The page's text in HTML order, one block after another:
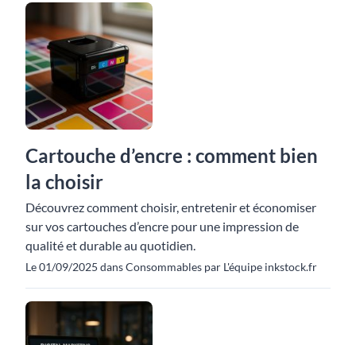
Cartouche d’encre : comment bien
la choisir
Découvrez comment choisir, entretenir et économiser
sur vos cartouches d’encre pour une impression de
qualité et durable au quotidien.
Le 01/09/2025 dans Consommables par L'équipe inkstock.fr